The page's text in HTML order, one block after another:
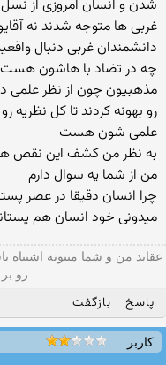
شدن و انسان امروزی از
غربی ها متوجه شدند نه
دانشمندان غربی دنبال
چه در تضاد با هاشون هست
مذهبیون چون از نظر
رو بهونه كردند تا كل
علمی شون هست
به نظر من كشف این نقص
من از شما یه سوال دارم
چرا انسان دقیقا در عصر
میدونی خود انسان هم
عقاید من و شما میتونه
رو
پاسخ بازگفت
کاربر